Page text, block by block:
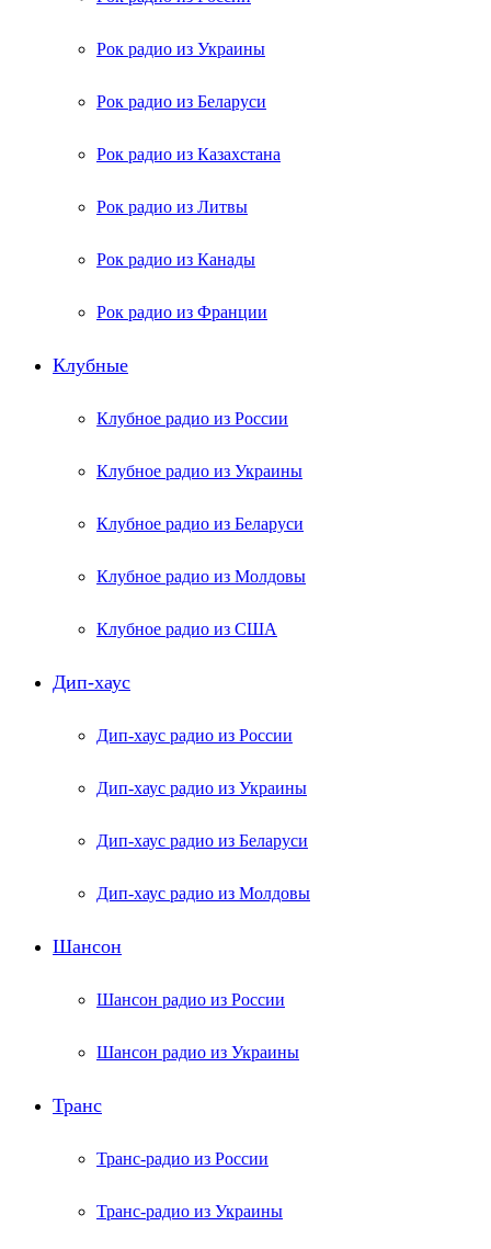
Рок радио из Украины
Рок радио из Беларуси
Рок радио из Казахстана
Рок радио из Литвы
Рок радио из Канады
Рок радио из Франции
Клубные
Клубное радио из России
Клубное радио из Украины
Клубное радио из Беларуси
Клубное радио из Молдовы
Клубное радио из США
Дип-хаус
Дип-хаус радио из России
Дип-хаус радио из Украины
Дип-хаус радио из Беларуси
Дип-хаус радио из Молдовы
Шансон
Шансон радио из России
Шансон радио из Украины
Транс
Транс-радио из России
Транс-радио из Украины